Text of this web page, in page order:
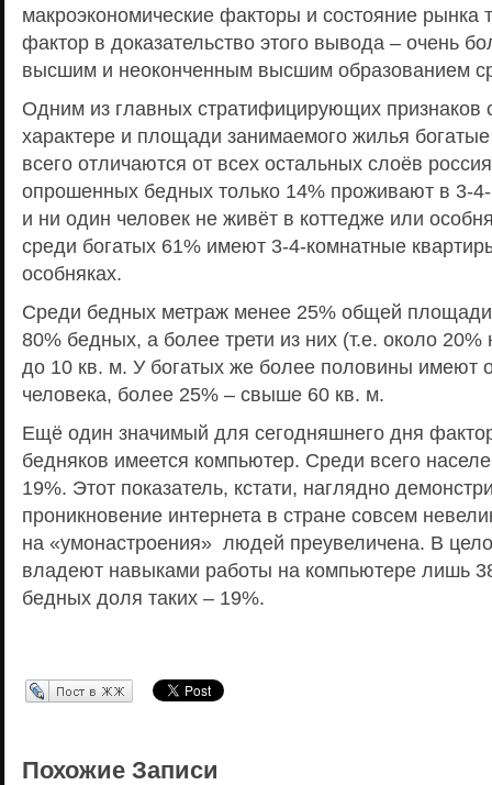
макроэкономические факторы и состояние рынка
фактор в доказательство этого вывода – очень
высшим и неоконченным высшим образованием
Одним из главных стратифицирующих признаков
характере и площади занимаемого жилья
всего отличаются от всех остальных слоёв
опрошенных бедных только 14% проживают в 3-
и ни один человек не живёт в коттедже или
среди богатых 61% имеют 3-4-комнатные
особняках.
Среди бедных метраж менее 25% общей
80% бедных, а более трети из них (т.е. около 20%
до 10 кв. м. У богатых же более половины имеют
человека, более 25% – свыше 60 кв. м.
Ещё один значимый для сегодняшнего дня
бедняков имеется компьютер. Среди всего
19%. Этот показатель, кстати, наглядно
проникновение интернета в стране совсем
на «умонастроения» людей преувеличена. В
владеют навыками работы на компьютере лишь
бедных доля таких – 19%.
Перепост в ЖЖ
Похожие Записи